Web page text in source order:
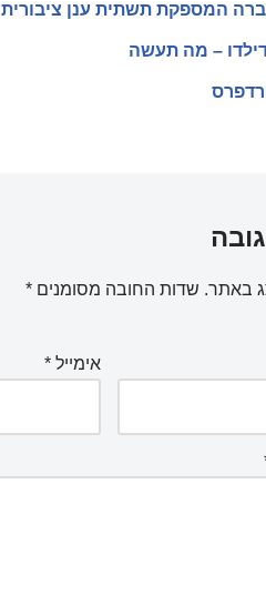
המספקת תשתית ענן ציבורית
– מה תעשה
באתר. שדות החובה מסומנים*
אימייל *